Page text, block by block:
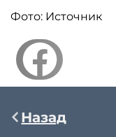
Фото: Источник
Назад